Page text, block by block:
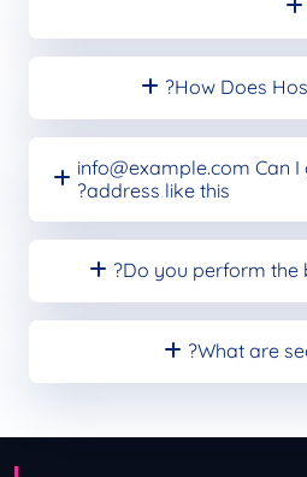
How Does
info@example.com Can I
address like this?
Do you perform the
What are